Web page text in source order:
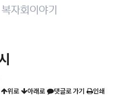
복자회이야기
위로 아래로 댓글로 가기 인쇄